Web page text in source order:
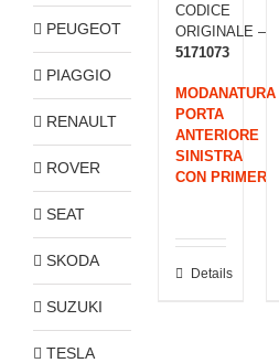
CODICE
ORIGINALE –
5171073
MODANATURA
PORTA
ANTERIORE
SINISTRA
CON PRIMER
Details
PEUGEOT
PIAGGIO
RENAULT
ROVER
SEAT
SKODA
SUZUKI
TESLA